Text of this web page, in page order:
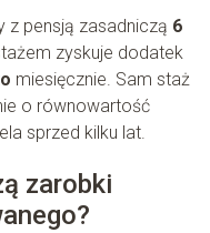
z pensją zasadniczą 6
zyskuje dodatek
miesięcznie. Sam staż
o równowartość
sprzed kilku lat.
zarobki